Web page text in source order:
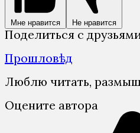
Мне нравится Не нравится
Поделиться с
Прошловѣд
Люблю читать,
Оцените автора